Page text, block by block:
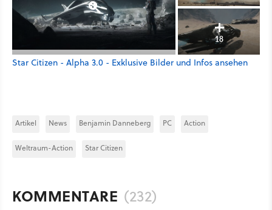
18
Star Citizen - Alpha 3.0 - Exklusive Bilder und Infos ansehen
Artikel News Benjamin Danneberg PC Action
Weltraum-Action Star Citizen
KOMMENTARE (232)